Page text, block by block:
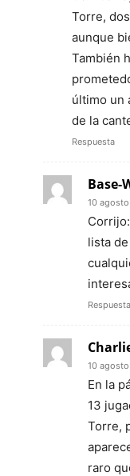
Torre,
aunque
También
último un
de la
Respuesta
Base-
10
lista
Respuesta
10 agosto
En la
13
Torre,
raro